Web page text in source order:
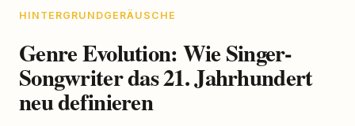
HINTERGRUNDGERÄUSCHE
Genre Evolution: Wie Singer-
Songwriter das 21. Jahrhundert
neu definieren